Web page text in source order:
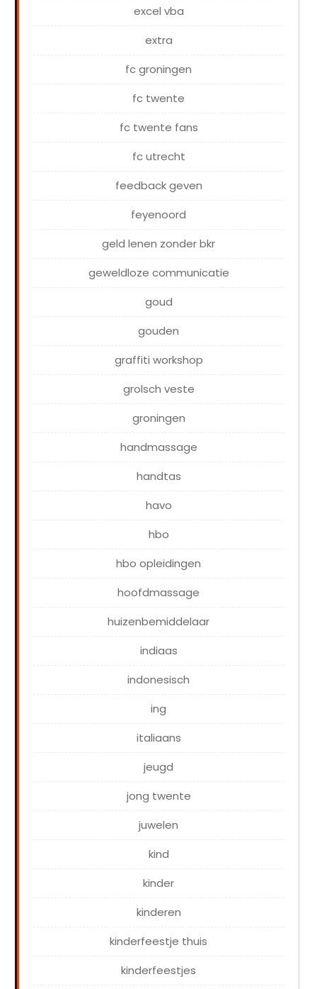
excel vba
extra
fc groningen
fc twente
fc twente fans
fc utrecht
feedback geven
feyenoord
geld lenen zonder bkr
geweldloze communicatie
goud
gouden
graffiti workshop
grolsch veste
groningen
handmassage
handtas
havo
hbo
hbo opleidingen
hoofdmassage
huizenbemiddelaar
indiaas
indonesisch
ing
italiaans
jeugd
jong twente
juwelen
kind
kinder
kinderen
kinderfeestje thuis
kinderfeestjes